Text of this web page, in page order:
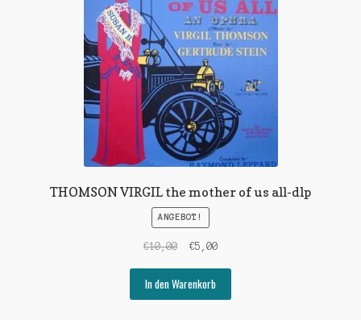
THOMSON VIRGIL the mother of us all-dlp
ANGEBOT!
€10,00
Ursprünglicher
war:
€10,00
€5,00Aktueller
€5,00.
In den Warenkorb